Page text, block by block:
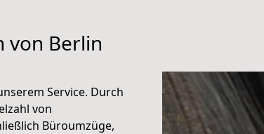
von Berlin
Service. Durch
von
Büroumzüge,